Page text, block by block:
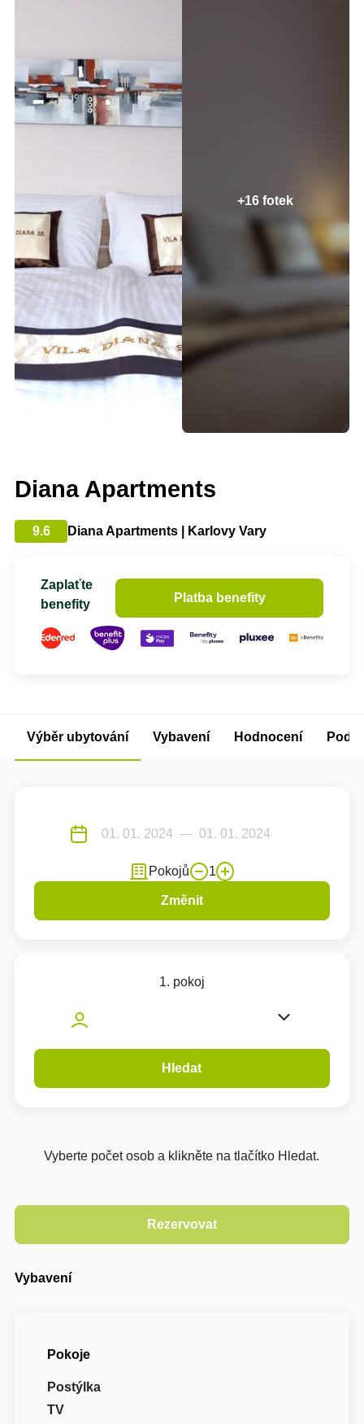
+16 fotek
Diana Apartments
9.6 Diana Apartments | Karlovy Vary
Zaplaťte
benefity
Platba benefity
Výběr ubytování Vybavení Hodnocení
Pokojů 1
Změnit
1. pokoj
Hledat
Vyberte počet osob a klikněte na tlačítko Hledat.
Vybavení
Pokoje
Postýlka
TV